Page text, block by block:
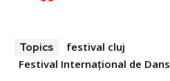
Topics
festival cluj
Festival Internaţional de Dans